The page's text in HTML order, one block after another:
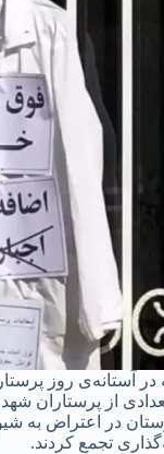
در آستانه‌ی روز
از پرستاران
در اعتراض به
تجمع کردند.